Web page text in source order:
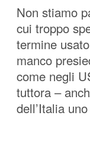
Non stiamo
cui troppo
termine
manco
come negli
tuttora –
dell’Italia